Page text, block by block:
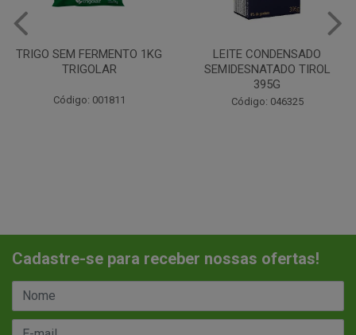
LEITE CONDENSADO
SEMIDESNATADO TIROL
Código: 046325
CHANTILINHO EM PO 400G
MIX
Código: 037442
Cadastre-se para receber nossas ofertas!